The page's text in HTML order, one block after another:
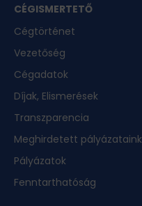
CÉGISMERTETŐ
Cégtörténet
Vezetőség
Cégadatok
Díjak, Elismerések
Transzparencia
Meghirdetett pályázataink
Pályázatok
Fenntarthatóság